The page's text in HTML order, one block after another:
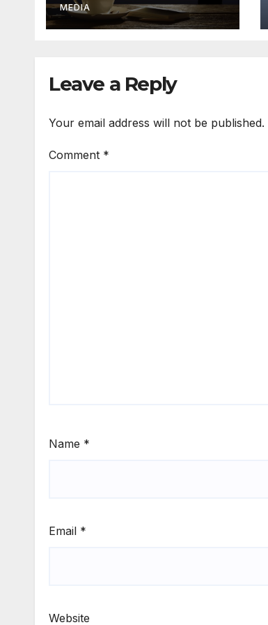
MEDIA
Leave a Reply
Your email address will not be published.
Comment *
Name *
Email *
Website